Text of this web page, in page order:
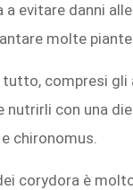
a evitare danni
molte
tutto, compresi
nutrirli con una
chironomus.
corydora è